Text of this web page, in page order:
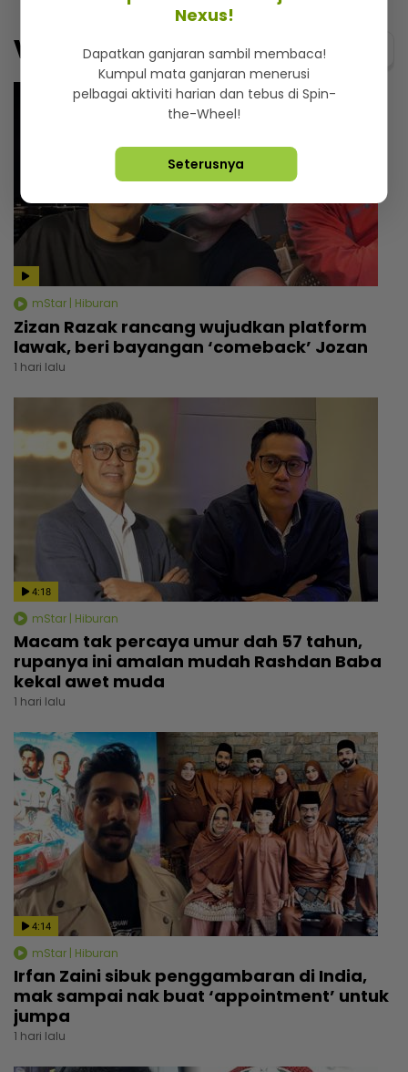
Video Menarik@video
mStar | Hiburan
Zizan Razak rancang wujudkan platform
lawak, beri bayangan ‘comeback’ Jozan
1 hari lalu
4:18
mStar | Hiburan
Macam tak percaya umur dah 57 tahun,
rupanya ini amalan mudah Rashdan Baba
kekal awet muda
1 hari lalu
4:14
mStar | Hiburan
Irfan Zaini sibuk penggambaran di India,
mak sampai nak buat ‘appointment’ untuk
jumpa
1 hari lalu
Nexus!
Dapatkan ganjaran sambil membaca!
Kumpul mata ganjaran menerusi
pelbagai aktiviti harian dan tebus di Spin-
the-Wheel!
Seterusnya